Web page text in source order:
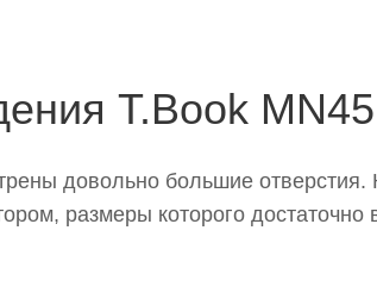
T.Book MN45
довольно большие
размеры которого достаточно